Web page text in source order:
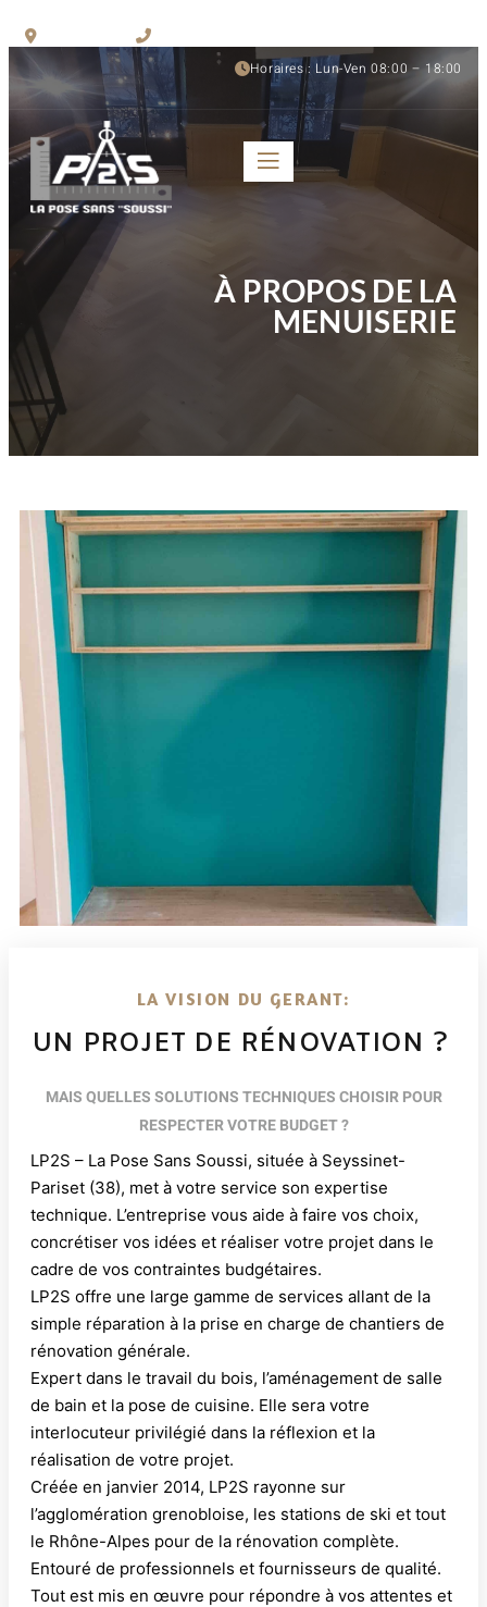
06 95 67 30 44
Horaires : Lun-Ven 08:00 – 18:00
À PROPOS DE LA
MENUISERIE
LA VISION DU GERANT:
UN PROJET DE RÉNOVATION ?
MAIS QUELLES SOLUTIONS TECHNIQUES CHOISIR POUR
RESPECTER VOTRE BUDGET ?
LP2S – La Pose Sans Soussi, située à Seyssinet-
Pariset (38), met à votre service son expertise
technique. L’entreprise vous aide à faire vos choix,
concrétiser vos idées et réaliser votre projet dans le
cadre de vos contraintes budgétaires.
LP2S offre une large gamme de services allant de la
simple réparation à la prise en charge de chantiers de
rénovation générale.
Expert dans le travail du bois, l’aménagement de salle
de bain et la pose de cuisine. Elle sera votre
interlocuteur privilégié dans la réflexion et la
réalisation de votre projet.
Créée en janvier 2014, LP2S rayonne sur
l’agglomération grenobloise, les stations de ski et tout
le Rhône-Alpes pour de la rénovation complète.
Entouré de professionnels et fournisseurs de qualité.
Tout est mis en œuvre pour répondre à vos attentes et